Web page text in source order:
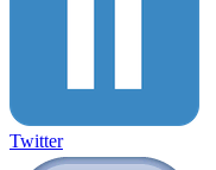
Twitter